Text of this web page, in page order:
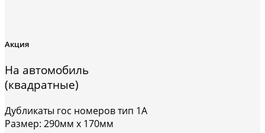
Акция
На автомобиль
(квадратные)
Дубликаты гос номеров тип 1А
Размер: 290мм х 170мм